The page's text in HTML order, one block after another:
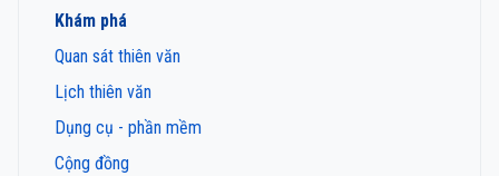
Khám phá
Quan sát thiên văn
Lịch thiên văn
Dụng cụ - phần mềm
Cộng đồng